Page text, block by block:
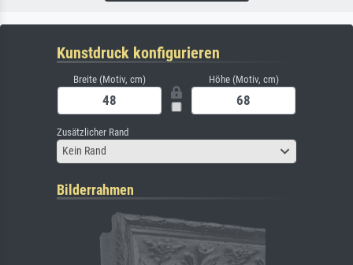
Kunstdruck konfigurieren
Breite (Motiv, cm) Höhe (Motiv, cm)
Zusätzlicher Rand
Kein Rand
Bilderrahmen